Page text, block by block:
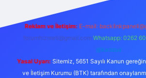
Reklam ve İletişim: E-mail:
forumhizmeti@gmail.com Whatsapp: 0262
@karabul
Yasal Uyarı: Sitemiz, 5651 Sayılı Kanun
ve İletişim Kurumu (BTK) tarafından